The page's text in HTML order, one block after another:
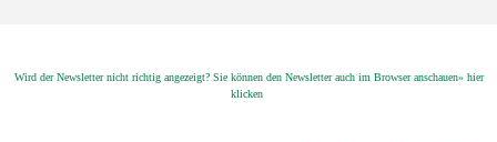
Wird der Newsletter nicht richtig angezeigt? Sie können den Newsletter auch im Browser anschauen» hier
klicken